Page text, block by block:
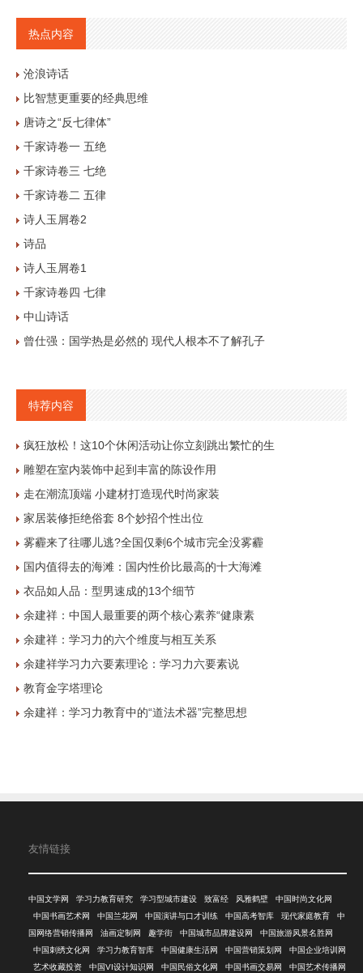
热点内容
沧浪诗话
比智慧更重要的经典思维
唐诗之“反七律体”
千家诗卷一 五绝
千家诗卷三 七绝
千家诗卷二 五律
诗人玉屑卷2
诗品
诗人玉屑卷1
千家诗卷四 七律
中山诗话
曾仕强：国学热是必然的 现代人根本不了解孔子
特荐内容
疯狂放松！这10个休闲活动让你立刻跳出繁忙的生
雕塑在室内装饰中起到丰富的陈设作用
走在潮流顶端 小建材打造现代时尚家装
家居装修拒绝俗套 8个妙招个性出位
雾霾来了往哪儿逃?全国仅剩6个城市完全没雾霾
国内值得去的海滩：国内性价比最高的十大海滩
衣品如人品：型男速成的13个细节
余建祥：中国人最重要的两个核心素养“健康素
余建祥：学习力的六个维度与相互关系
余建祥学习力六要素理论：学习力六要素说
教育金字塔理论
余建祥：学习力教育中的“道法术器”完整思想
友情链接
中国文学网 学习力教育研究 学习型城市建设 致富经 风雅鹤壁
中国时尚文化网
中国书画艺术网
中国兰花网 中国演讲与口才训练 中国高考智库 现代家庭教育
中
国网络营销传播网
油画定制网 趣学街 中国城市品牌建设网
中国旅游风景名胜网
中国刺绣文化网
学习力教育智库 中国健康生活网 中国营销策划网
中国企业培训网
艺术收藏投资
中国VI设计知识网 中国民俗文化网 中国书画交易网
中国艺术传播网